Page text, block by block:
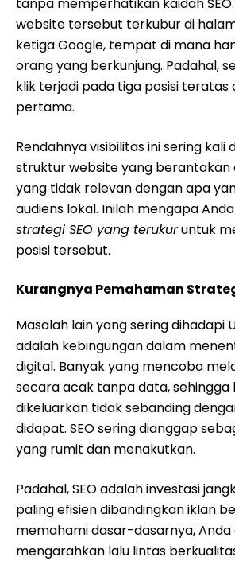
website tersebut terkubur di
ketiga Google, tempat di mana
orang yang berkunjung. Padahal,
klik terjadi pada tiga posisi teratas
pertama.
Rendahnya visibilitas ini sering kali
struktur website yang berantakan
yang tidak relevan dengan apa
audiens lokal. Inilah mengapa
strategi SEO yang terukuruntuk
posisi tersebut.
Kurangnya Pemahaman
Masalah lain yang sering dihadapi
adalah kebingungan dalam
digital. Banyak yang mencoba
secara acak tanpa data, sehingga
dikeluarkan tidak sebanding
didapat. SEO sering dianggap
yang rumit dan menakutkan.
Padahal, SEO adalah investasi
paling efisien dibandingkan iklan
memahami dasar-dasarnya,
mengarahkan lalu lintas